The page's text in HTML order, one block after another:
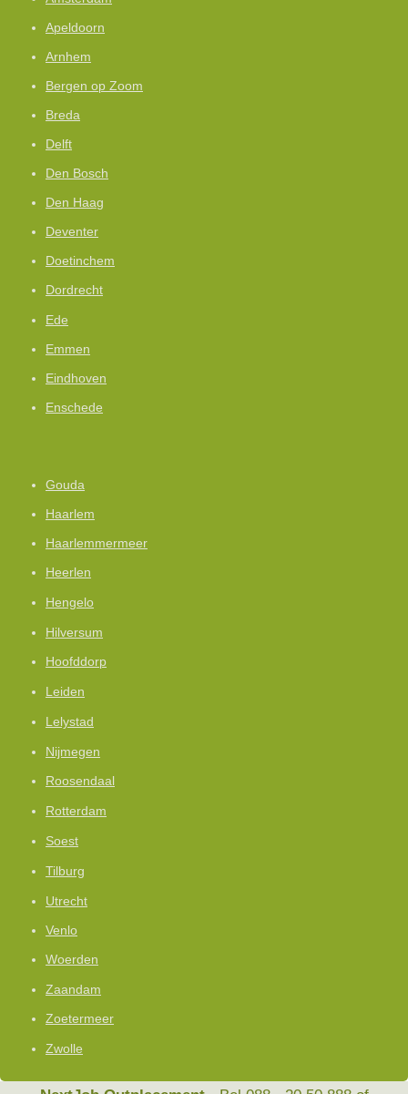
Apeldoorn
Arnhem
Bergen op Zoom
Breda
Delft
Den Bosch
Den Haag
Deventer
Doetinchem
Dordrecht
Ede
Emmen
Eindhoven
Enschede
Gouda
Haarlem
Haarlemmermeer
Heerlen
Hengelo
Hilversum
Hoofddorp
Leiden
Lelystad
Nijmegen
Roosendaal
Rotterdam
Soest
Tilburg
Utrecht
Venlo
Woerden
Zaandam
Zoetermeer
Zwolle